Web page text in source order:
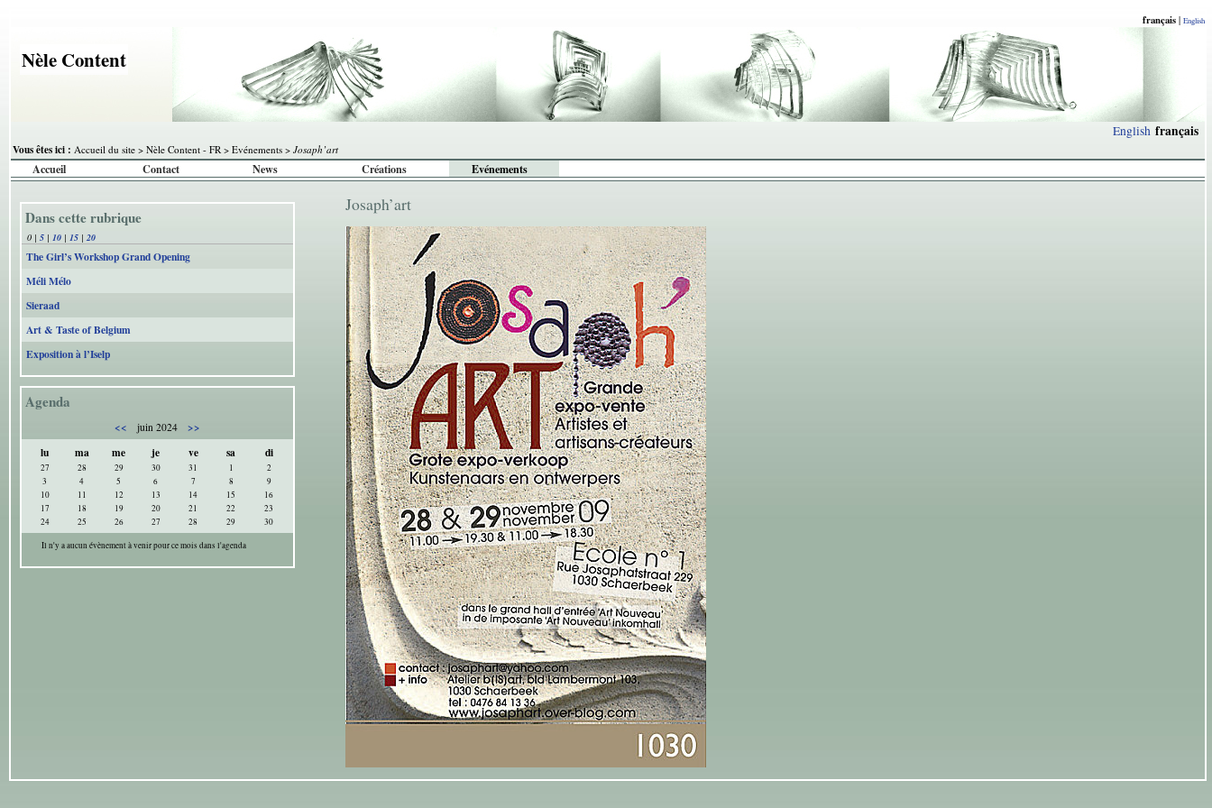
français | English
Nèle Content
English français
Vous êtes ici : Accueil du site > Nèle Content - FR > Evénements > Josaph’art
Accueil Contact News Créations Evénements
Dans cette rubrique
0 | 5 | 10 | 15 | 20
The Girl’s Workshop Grand Opening
Méli Mélo
Sieraad
Art & Taste of Belgium
Exposition à l’Iselp
Agenda
<< juin 2024
>>
lu
ma me je ve sa di
27 28 29 30 31 1
2
3
4 5 6 7 8
9
10
11 12 13 14 15
16
17
18 19 20 21 22
23
24
25 26 27 28 29
30
Il n'y a aucun évènement à venir pour ce mois dans l'agenda
Josaph’art